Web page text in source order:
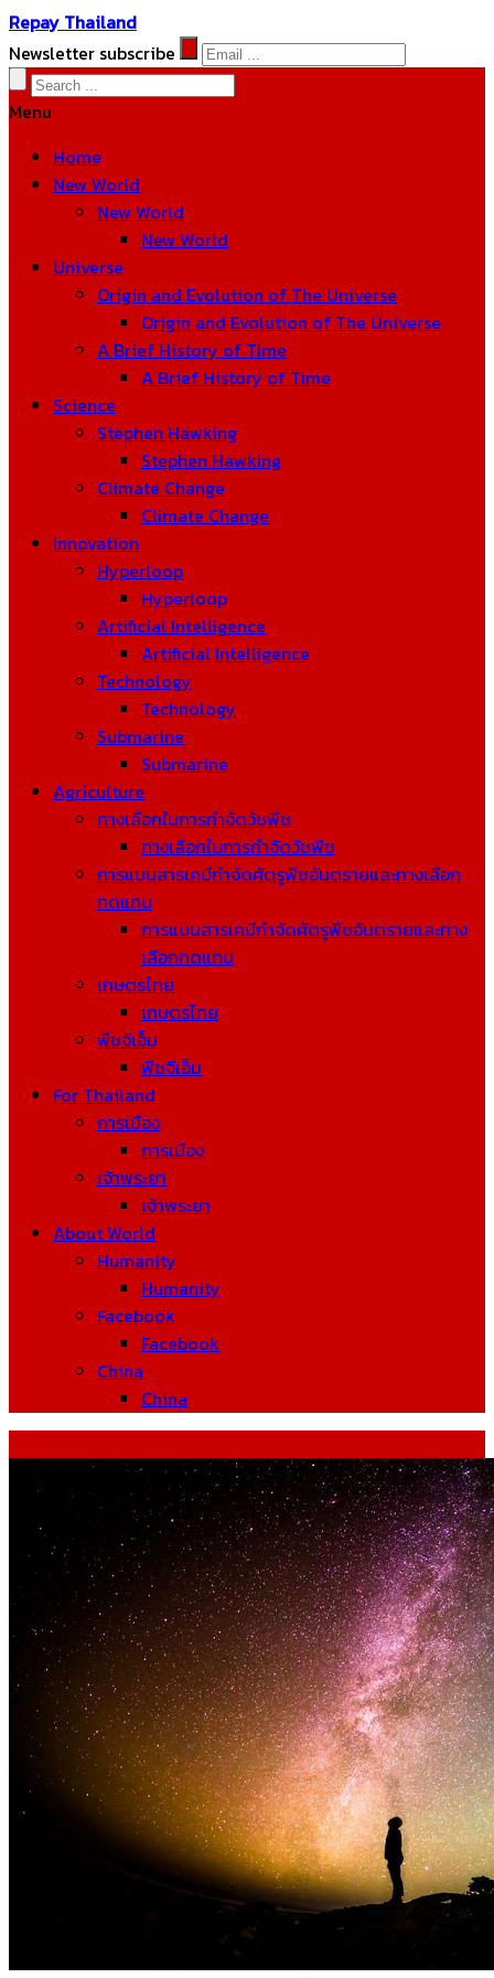
Repay Thailand
Newsletter subscribe
Menu
Home
New World
New World
New World
Universe
Origin and Evolution of The Universe
Origin and Evolution of The Universe
A Brief History of Time
A Brief History of Time
Science
Stephen Hawking
Stephen Hawking
Climate Change
Climate Change
Innovation
Hyperloop
Hyperloop
Artificial Intelligence
Artificial Intelligence
Technology
Technology
Submarine
Submarine
Agriculture
ทางเลือกในการกำจัดวัชพืช
ทางเลือกในการกำจัดวัชพืช
การแบนสารเคมีกำจัดศัตรูพืชอันตรายและทางเลือก
ทดแทน
การแบนสารเคมีกำจัดศัตรูพืชอันตรายและทาง
เลือกทดแทน
เกษตรไทย
เกษตรไทย
พืชจีเอ็ม
พืชจีเอ็ม
For Thailand
การเมือง
การเมือง
เจ้าพระยา
เจ้าพระยา
About World
Humanity
Humanity
Facebook
Facebook
China
China